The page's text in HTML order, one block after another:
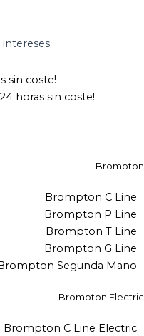
intereses
horas sin coste!
Brompton
Brompton C Line
Brompton P Line
Brompton T Line
Brompton G Line
Brompton Segunda Mano
Brompton Electric
Brompton C Line Electric